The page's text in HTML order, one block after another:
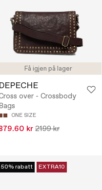
Få igjen på lager
DEPECHE
over - Crossbody
ONE SIZE
kr2199 kr
50% rabatt EXTRA10